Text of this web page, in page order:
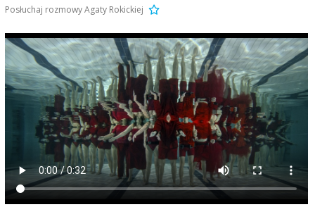
Posłuchaj rozmowy Agaty Rokickiej